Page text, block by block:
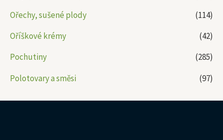
Ořechy, sušené plody
(114)
Oříškové krémy
(42)
Pochutiny
(285)
Polotovary a směsi
(97)